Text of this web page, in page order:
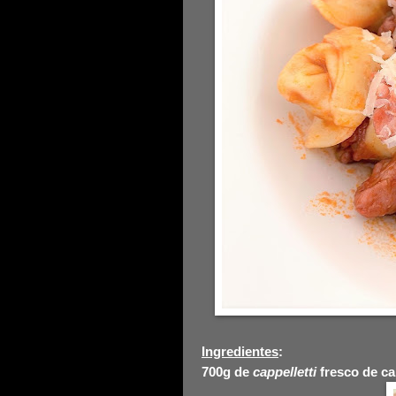
Ingredientes:
700g de cappellettifresco de